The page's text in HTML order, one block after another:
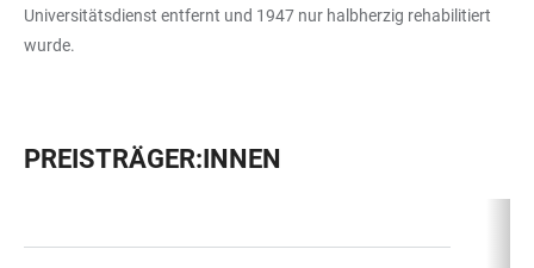
Universitätsdienst entfernt und 1947 nur halbherzig rehabilitiert
wurde.
PREISTRÄGER:INNEN